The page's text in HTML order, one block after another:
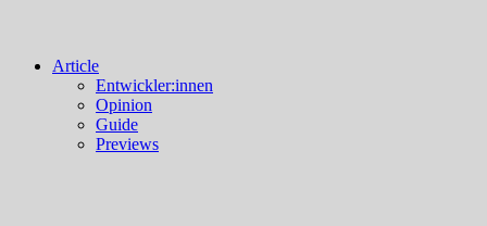
Article
Entwickler:innen
Opinion
Guide
Previews